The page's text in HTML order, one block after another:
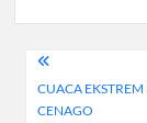
Navigasi
pos
CUACA
CENAGO